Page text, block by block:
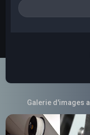
Galerie d'images